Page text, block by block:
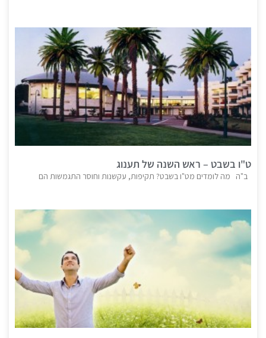
ט"ו בשבט – ראש השנה של תענוג
ב"ה מה לומדים מט"ו בשבט? תקיפות, עקשנות וחוסר התגמשות הם